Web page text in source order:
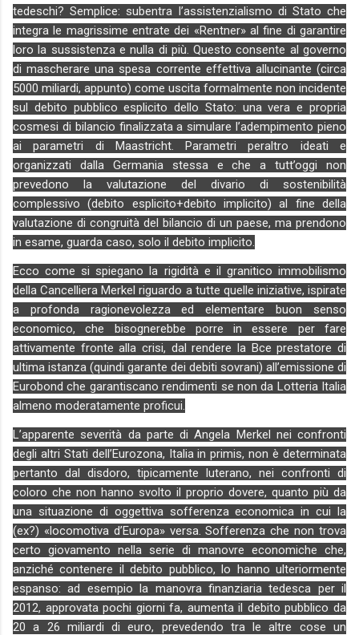
tedeschi? Semplice: subentra l’assistenzialismo di Stato che
integra le magrissime entrate dei «Rentner» al fine di garantire
loro la sussistenza e nulla di più. Questo consente al governo
di mascherare una spesa corrente effettiva allucinante (circa
5000 miliardi, appunto) come uscita formalmente non incidente
sul debito pubblico esplicito dello Stato: una vera e propria
cosmesi di bilancio finalizzata a simulare l’adempimento pieno
ai parametri di Maastricht. Parametri peraltro ideati e
organizzati dalla Germania stessa e che a tutt’oggi non
prevedono la valutazione del divario di sostenibilità
complessivo (debito esplicito+debito implicito) al fine della
valutazione di congruità del bilancio di un paese, ma prendono
in esame, guarda caso, solo il debito implicito.
Ecco come si spiegano la rigidità e il granitico immobilismo
della Cancelliera Merkel riguardo a tutte quelle iniziative, ispirate
a profonda ragionevolezza ed elementare buon senso
economico, che bisognerebbe porre in essere per fare
attivamente fronte alla crisi, dal rendere la Bce prestatore di
ultima istanza (quindi garante dei debiti sovrani) all’emissione di
Eurobond che garantiscano rendimenti se non da Lotteria Italia
almeno moderatamente proficui.
L’apparente severità da parte di Angela Merkel nei confronti
degli altri Stati dell’Eurozona, Italia in primis, non è determinata
pertanto dal disdoro, tipicamente luterano, nei confronti di
coloro che non hanno svolto il proprio dovere, quanto più da
una situazione di oggettiva sofferenza economica in cui la
(ex?) «locomotiva d’Europa» versa. Sofferenza che non trova
certo giovamento nella serie di manovre economiche che,
anziché contenere il debito pubblico, lo hanno ulteriormente
espanso: ad esempio la manovra finanziaria tedesca per il
2012, approvata pochi giorni fa, aumenta il debito pubblico da
20 a 26 miliardi di euro, prevedendo tra le altre cose un